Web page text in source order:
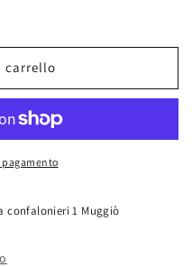
carrello
confalonieri 1 Muggiò